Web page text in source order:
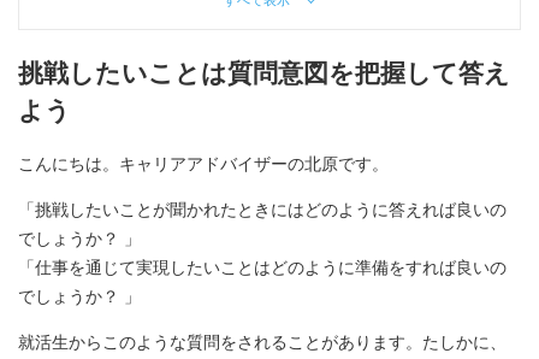
挑戦したいことは質問意図を把握して答え
よう
こんにちは。キャリアアドバイザーの北原です。
「挑戦したいことが聞かれたときにはどのように答えれば良いの
でしょうか？ 」
「仕事を通じて実現したいことはどのように準備をすれば良いの
でしょうか？ 」
就活生からこのような質問をされることがあります。たしかに、